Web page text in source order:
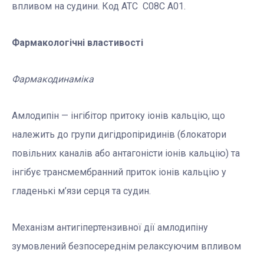
впливом на судини. Код АТС С08С А01.
Фармакологічні властивості
Фармакодинаміка
Амлодипін — інгібітор притоку іонів кальцію, що
належить до групи дигідропіридинів (блокатори
повільних каналів або антагоністи іонів кальцію) та
інгібує трансмембранний приток іонів кальцію у
гладенькі м’язи серця та судин.
Механізм антигіпертензивної дії амлодипіну
зумовлений безпосереднім релаксуючим впливом